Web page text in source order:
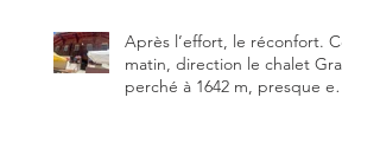
Après l’effort, le réconfort. Ce
matin, direction le chalet Grat
perché à 1642 m, presque en